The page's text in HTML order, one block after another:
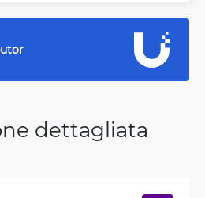
dettagliata